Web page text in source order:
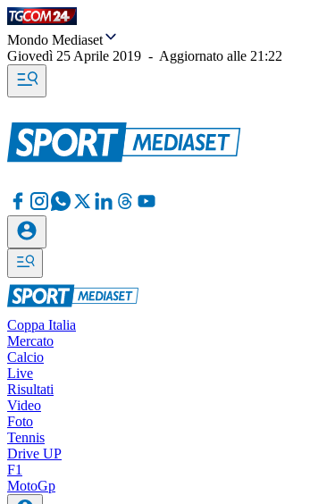
Mondo Mediaset
Giovedì 25 Aprile 2019 - Aggiornato alle 21:22
Coppa Italia
Mercato
Calcio
Live
Risultati
Video
Foto
Tennis
Drive UP
F1
MotoGp